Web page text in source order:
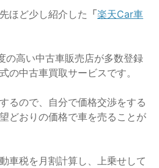
ほど少し紹介した 「楽天Car車
の高い中古車販売店が多数登録
の中古車買取サービスです。
るので、自分で価格交渉をする
どおりの価格で車を売ることが
車税を月割計算し、上乗せして